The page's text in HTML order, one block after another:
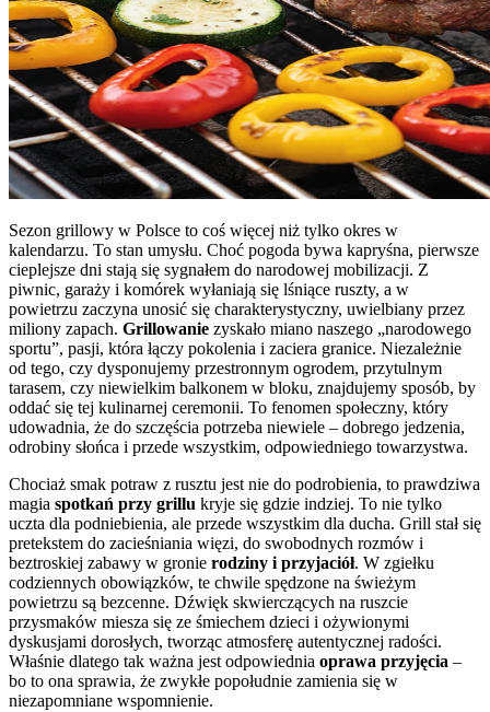
Sezon grillowy w Polsce to coś więcej niż tylko okres w
kalendarzu. To stan umysłu. Choć pogoda bywa kapryśna, pierwsze
cieplejsze dni stają się sygnałem do narodowej mobilizacji. Z
piwnic, garaży i komórek wyłaniają się lśniące ruszty, a w
powietrzu zaczyna unosić się charakterystyczny, uwielbiany przez
miliony zapach. Grillowanie zyskało miano naszego „narodowego
sportu”, pasji, która łączy pokolenia i zaciera granice. Niezależnie
od tego, czy dysponujemy przestronnym ogrodem, przytulnym
tarasem, czy niewielkim balkonem w bloku, znajdujemy sposób, by
oddać się tej kulinarnej ceremonii. To fenomen społeczny, który
udowadnia, że do szczęścia potrzeba niewiele – dobrego jedzenia,
odrobiny słońca i przede wszystkim, odpowiedniego towarzystwa.
Chociaż smak potraw z rusztu jest nie do podrobienia, to prawdziwa
magia spotkań przy grillu kryje się gdzie indziej. To nie tylko
uczta dla podniebienia, ale przede wszystkim dla ducha. Grill stał się
pretekstem do zacieśniania więzi, do swobodnych rozmów i
beztroskiej zabawy w gronie rodziny i przyjaciół. W zgiełku
codziennych obowiązków, te chwile spędzone na świeżym
powietrzu są bezcenne. Dźwięk skwierczących na ruszcie
przysmaków miesza się ze śmiechem dzieci i ożywionymi
dyskusjami dorosłych, tworząc atmosferę autentycznej radości.
Właśnie dlatego tak ważna jest odpowiednia oprawa przyjęcia –
bo to ona sprawia, że zwykłe popołudnie zamienia się w
niezapomniane wspomnienie.